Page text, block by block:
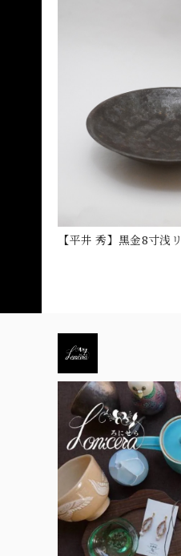
【平井 秀】黒金8寸